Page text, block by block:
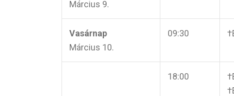
Március 9.
Vasárnap
Március 10.
09:30
18:00